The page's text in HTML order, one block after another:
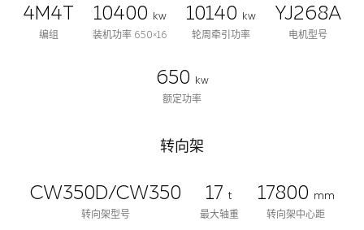
4M4T
编组
10400 kw
装机功率 650×16
10140 kw
轮周牵引功率
YJ268A
电机型号
650 kw
额定功率
转向架
CW350D/CW350
转向架型号
17 t
最大轴重
17800 mm
转向架中心距